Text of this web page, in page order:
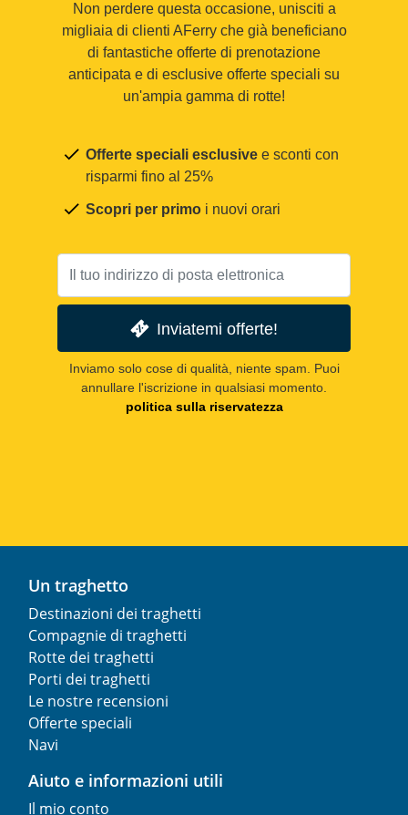
Non perdere questa occasione, unisciti a
migliaia di clienti AFerry che già beneficiano
di fantastiche offerte di prenotazione
anticipata e di esclusive offerte speciali su
un'ampia gamma di rotte!
Offerte speciali esclusive e sconti con
risparmi fino al 25%
Scopri per primo i nuovi orari
Inviatemi offerte!
Inviamo solo cose di qualità, niente spam. Puoi
annullare l'iscrizione in qualsiasi momento.
politica sulla riservatezza
Un traghetto
Destinazioni dei traghetti
Compagnie di traghetti
Rotte dei traghetti
Porti dei traghetti
Le nostre recensioni
Offerte speciali
Navi
Aiuto e informazioni utili
Il mio conto